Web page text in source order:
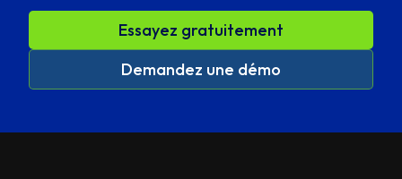
Essayez gratuitement
Demandez une démo